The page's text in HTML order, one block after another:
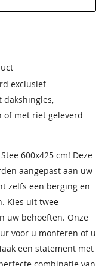
lariks/douglas
mm
cm
exclusief
dakshingles,
of met riet geleverd
600x425 cm! Deze
aangepast aan uw
zelfs een berging en
Kies uit twee
uw behoeften. Onze
voor u monteren of u
een statement met